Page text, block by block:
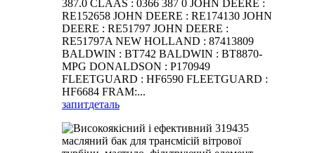
387.0 CLAAS : 0366 387 0 JOHN DEERE :
RE152658 JOHN DEERE : RE174130 JOHN
DEERE : RE51797 JOHN DEERE :
RE51797A NEW HOLLAND : 87413809
BALDWIN : BT742 BALDWIN : BT8870-
MPG DONALDSON : P170949
FLEETGUARD : HF6590 FLEETGUARD :
HF6684 FRAM:...
запитдеталь